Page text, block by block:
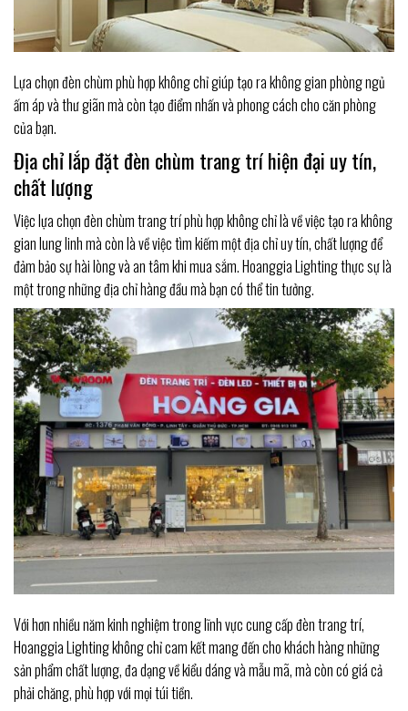
Lựa chọn đèn chùm phù hợp không chỉ giúp tạo ra không gian phòng ngủ
ấm áp và thư giãn mà còn tạo điểm nhấn và phong cách cho căn phòng
của bạn.
Địa chỉ lắp đặt đèn chùm trang trí hiện đại uy tín,
chất lượng
Việc lựa chọn đèn chùm trang trí phù hợp không chỉ là về việc tạo ra không
gian lung linh mà còn là về việc tìm kiếm một địa chỉ uy tín, chất lượng để
đảm bảo sự hài lòng và an tâm khi mua sắm. Hoanggia Lighting thực sự là
một trong những địa chỉ hàng đầu mà bạn có thể tin tưởng.
Với hơn nhiều năm kinh nghiệm trong lĩnh vực cung cấp đèn trang trí,
Hoanggia Lighting không chỉ cam kết mang đến cho khách hàng những
sản phẩm chất lượng, đa dạng về kiểu dáng và mẫu mã, mà còn có giá cả
phải chăng, phù hợp với mọi túi tiền.